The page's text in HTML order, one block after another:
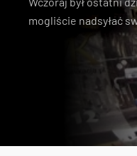
mogliście nadsyłać